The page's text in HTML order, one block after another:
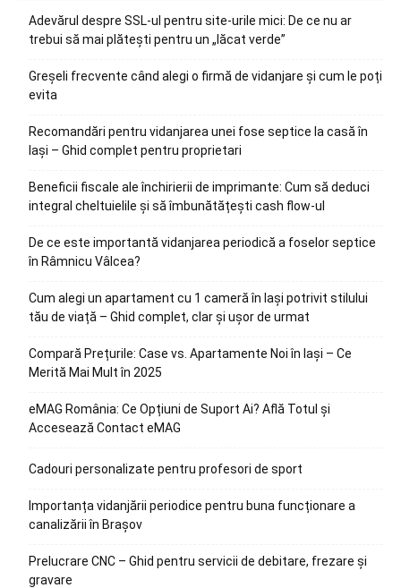
Adevărul despre SSL-ul pentru site-urile mici: De ce nu ar
trebui să mai plătești pentru un „lăcat verde”
Greșeli frecvente când alegi o firmă de vidanjare și cum le poți
evita
Recomandări pentru vidanjarea unei fose septice la casă în
Iași – Ghid complet pentru proprietari
Beneficii fiscale ale închirierii de imprimante: Cum să deduci
integral cheltuielile și să îmbunătățești cash flow-ul
De ce este importantă vidanjarea periodică a foselor septice
în Râmnicu Vâlcea?
Cum alegi un apartament cu 1 cameră în Iași potrivit stilului
tău de viață – Ghid complet, clar și ușor de urmat
Compară Prețurile: Case vs. Apartamente Noi în Iași – Ce
Merită Mai Mult în 2025
eMAG România: Ce Opțiuni de Suport Ai? Află Totul și
Accesează Contact eMAG
Cadouri personalizate pentru profesori de sport
Importanța vidanjării periodice pentru buna funcționare a
canalizării în Brașov
Prelucrare CNC – Ghid pentru servicii de debitare, frezare și
gravare